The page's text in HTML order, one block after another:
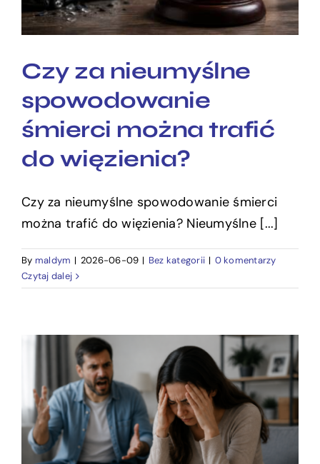
Czy za nieumyślne
spowodowanie
śmierci można trafić
do więzienia?
Czy za nieumyślne spowodowanie śmierci
można trafić do więzienia? Nieumyślne [...]
By maldym | 2026-06-09 | Bez kategorii | 0 komentarzy
Czytaj dalej
Znęcanie psychiczne – jak
udowodnić przestępstwo